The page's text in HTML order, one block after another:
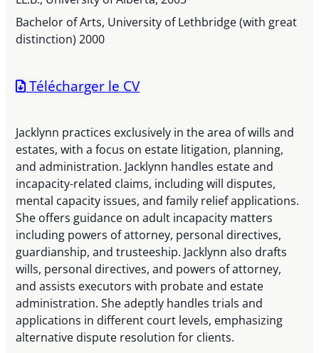
Bachelor of Arts, University of Lethbridge (with great
distinction) 2000
Télécharger le CV
Jacklynn practices exclusively in the area of wills and
estates, with a focus on estate litigation, planning,
and administration. Jacklynn handles estate and
incapacity-related claims, including will disputes,
mental capacity issues, and family relief applications.
She offers guidance on adult incapacity matters
including powers of attorney, personal directives,
guardianship, and trusteeship. Jacklynn also drafts
wills, personal directives, and powers of attorney,
and assists executors with probate and estate
administration. She adeptly handles trials and
applications in different court levels, emphasizing
alternative dispute resolution for clients.